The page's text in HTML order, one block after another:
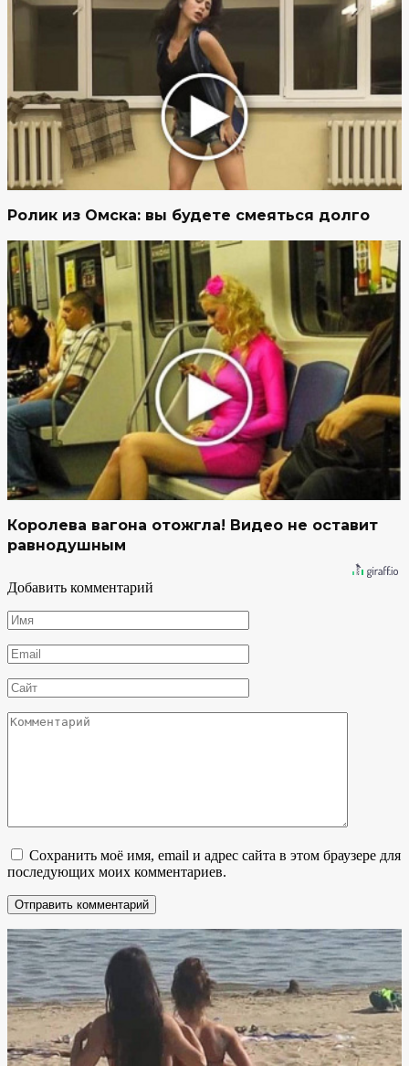
Ролик из Омска: вы будете смеяться долго
Королева вагона отожгла! Видео не оставит
равнодушным
Добавить комментарий
Имя
*
Email
*
Сайт
Комментарий
Сохранить моё имя, email и адрес сайта в этом браузере для
последующих моих комментариев.